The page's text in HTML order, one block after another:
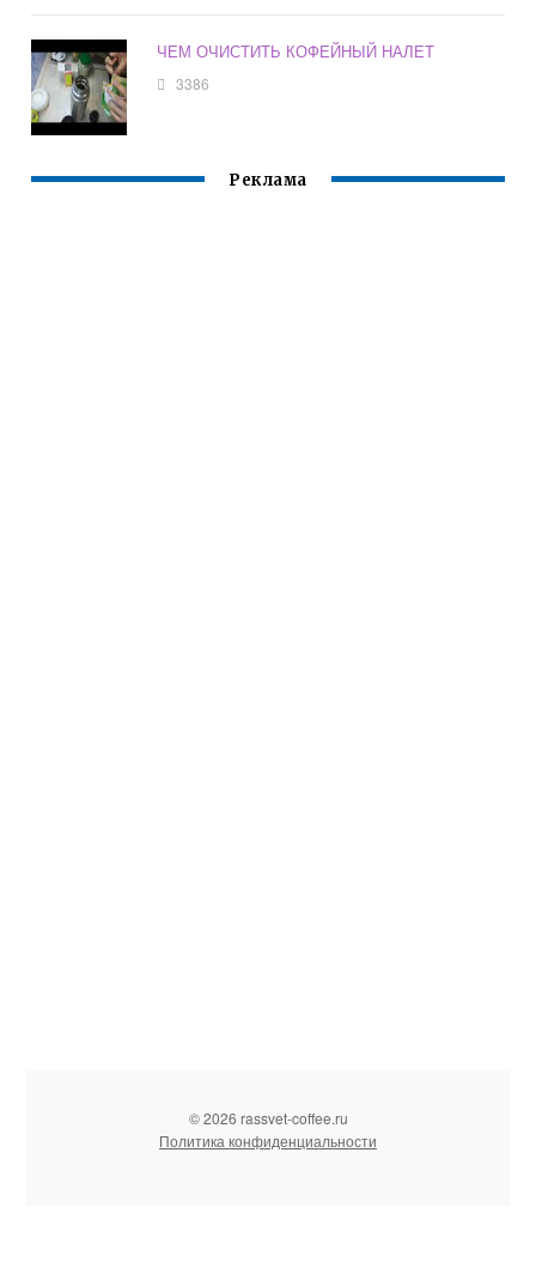
ЧЕМ ОЧИСТИТЬ КОФЕЙНЫЙ НАЛЕТ
3386
Реклама
© 2026 rassvet-coffee.ru
Политика конфиденциальности